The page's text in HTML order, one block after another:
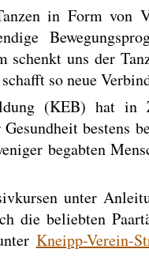
in Form von
schenkt uns der
so neue
(KEB) hat
bestens
begabten
unter
die beliebten
Kneipp-Verein-